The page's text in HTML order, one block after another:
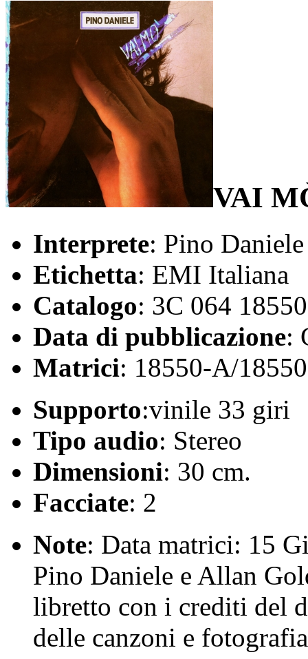
VAI
Interprete: Pino Daniele
Etichetta: EMI Italiana
Catalogo: 3C 064 18550
Data di pubblicazione:
Matrici: 18550-A/
Supporto:vinile 33 giri
Tipo audio: Stereo
Dimensioni: 30 cm.
Facciate: 2
Note: Data matrici: 15
Pino Daniele e Allan
libretto con i crediti del
delle canzoni e